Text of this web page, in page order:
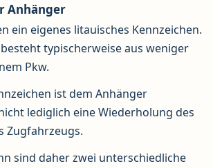
Anhänger
ein eigenes litauisches Kennzeichen.
typischerweise aus weniger
Pkw.
ist dem Anhänger
lediglich eine Wiederholung des
Zugfahrzeugs.
sind daher zwei unterschiedliche